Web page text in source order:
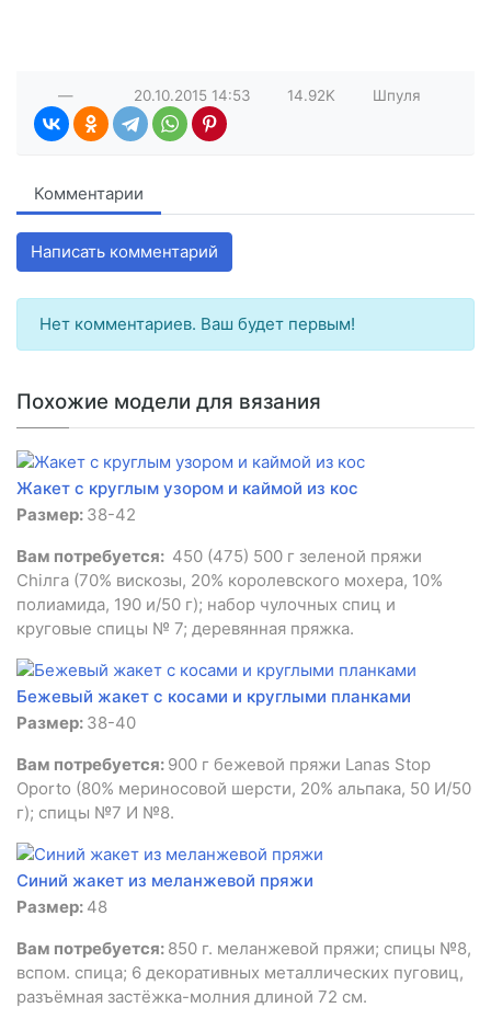
— 20.10.2015 14:53 14.92K Шпуля
Комментарии
Написать комментарий
Нет комментариев. Ваш будет первым!
Похожие модели для вязания
Жакет с круглым узором и каймой из кос
Размер: 38-42
Вам потребуется: 450 (475) 500 г зеленой пряжи
Chiлга (70% вискозы, 20% королевского мохера, 10%
полиамида, 190 и/50 г); набор чулочных спиц и
круговые спицы № 7; деревянная пряжка.
Бежевый жакет с косами и круглыми планками
Размер: 38-40
Вам потребуется: 900 г бежевой пряжи Lanas Stop
Oporto (80% мериносовой шерсти, 20% альпака, 50 И/50
г); спицы №7 И №8.
Синий жакет из меланжевой пряжи
Размер: 48
Вам потребуется: 850 г. меланжевой пряжи; спицы №8,
вспом. спица; 6 декоративных металлических пуговиц,
разъёмная застёжка-молния длиной 72 см.